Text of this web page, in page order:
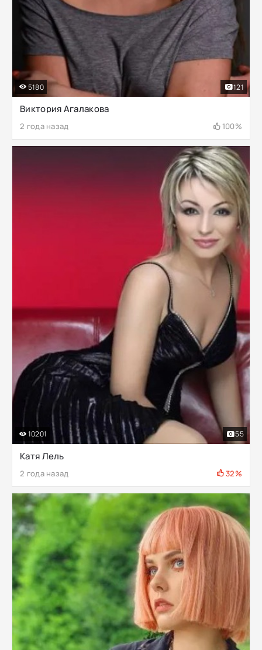
Виктория Агалакова
2 года назад 100%
5180 121
Катя Лель
2 года назад 32%
10201 55